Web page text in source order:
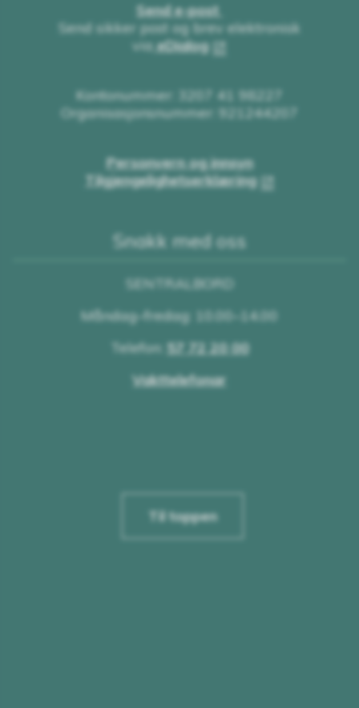
Send e-post
Send sikker post og brev elektronisk
viaeDialog
Kontonummer: 3207 41 98227
Organisasjonsnummer: 921244207
Personvern og innsyn
Tilgjengelighetserklæring
Snakk med oss
SENTRALBORD
Måndag–fredag: 10.00–14.00
Telefon: 57 72 20 00
Vakttelefonar
Til toppen